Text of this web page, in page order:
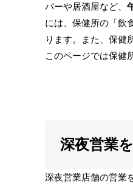
バーや居酒屋など、
には、保健所の「飲
ります。また、保健
このページでは保健
深夜営業
深夜営業店舗の営業